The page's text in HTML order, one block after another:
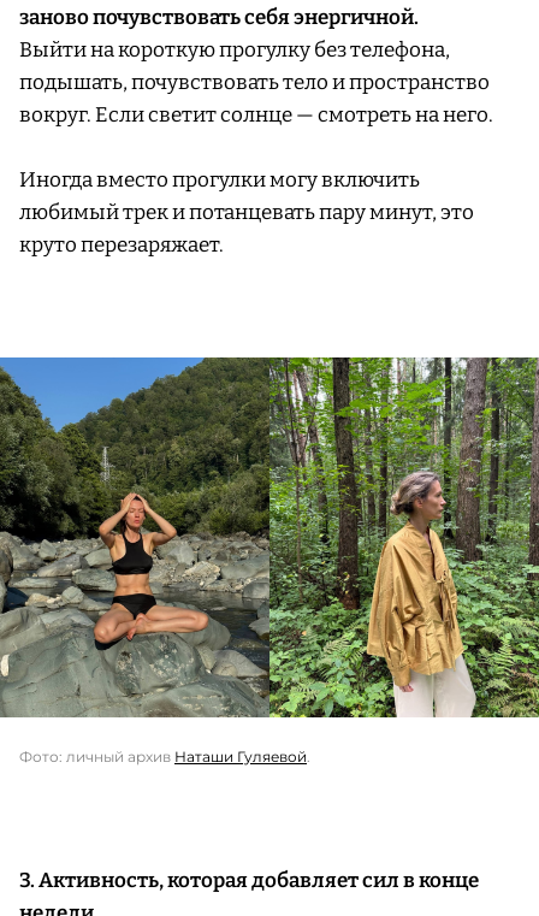
заново почувствовать себя энергичной.
Выйти на короткую прогулку без телефона,
подышать, почувствовать тело и пространство
вокруг. Если светит солнце — смотреть на него.
Иногда вместо прогулки могу включить
любимый трек и потанцевать пару минут, это
круто перезаряжает.
Фото: личный архив Наташи Гуляевой
3. Активность, которая добавляет сил в конце